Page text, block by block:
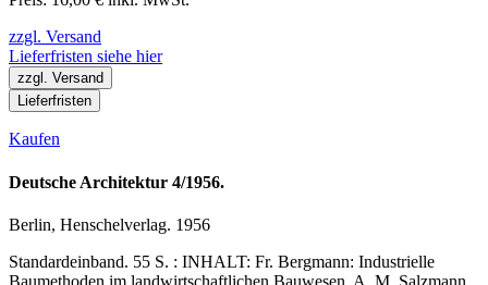
zzgl. Versand
Lieferfristen siehe hier
zzgl. Versand
Lieferfristen
Kaufen
Deutsche Architektur 4/1956.
Berlin, Henschelverlag. 1956
Standardeinband. 55 S. : INHALT: Fr. Bergmann: Industrielle
Baumethoden im landwirtschaftlichen Bauwesen. A. M. Salzmann